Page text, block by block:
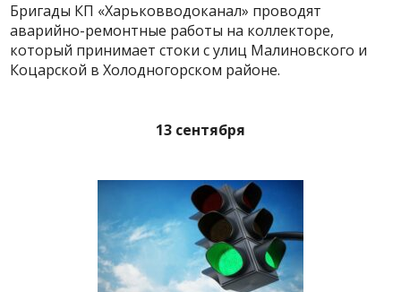
Бригады КП «Харьковводоканал» проводят
аварийно-ремонтные работы на коллекторе,
который принимает стоки с улиц Малиновского и
Коцарской в Холодногорском районе.
13 сентября